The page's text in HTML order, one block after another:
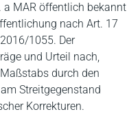
a MAR öffentlich bekannt
nach Art. 17
1055. Der
und Urteil nach,
durch den
Streitgegenstand
Korrekturen.